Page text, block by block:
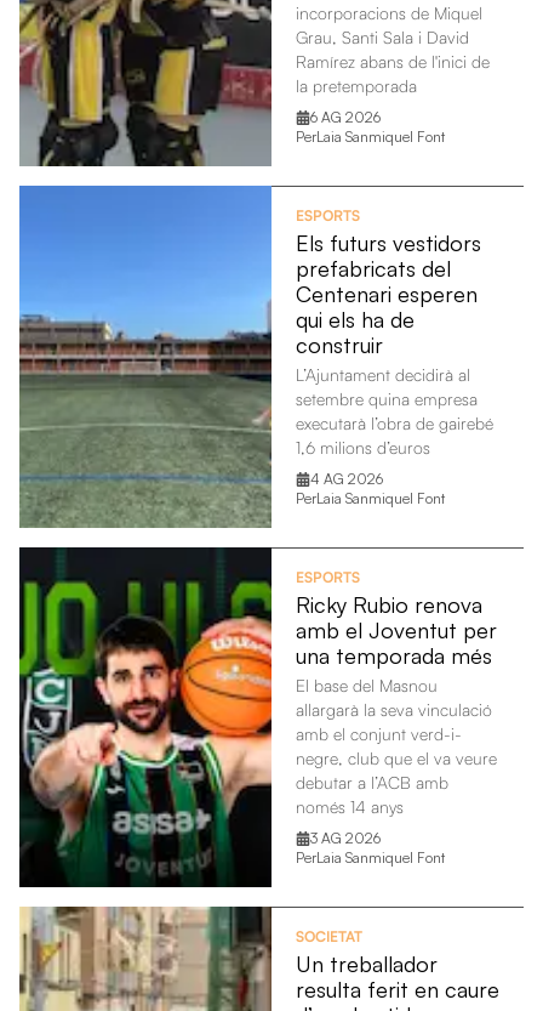
incorporacions de Miquel
Grau, Santi Sala i David
Ramírez abans de l'inici de
la pretemporada
6 AG 2026
PerLaia Sanmiquel Font
ESPORTS
Els futurs vestidors
prefabricats del
Centenari esperen
qui els ha de
construir
L’Ajuntament decidirà al
setembre quina empresa
executarà l’obra de gairebé
1,6 milions d’euros
4 AG 2026
PerLaia Sanmiquel Font
ESPORTS
Ricky Rubio renova
amb el Joventut per
una temporada més
El base del Masnou
allargarà la seva vinculació
amb el conjunt verd-i-
negre, club que el va veure
debutar a l’ACB amb
només 14 anys
3 AG 2026
PerLaia Sanmiquel Font
SOCIETAT
Un treballador
resulta ferit en caure